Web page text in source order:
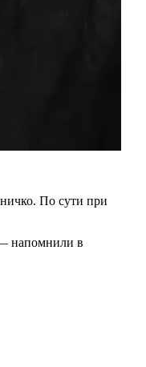
По сути при
напомнили в